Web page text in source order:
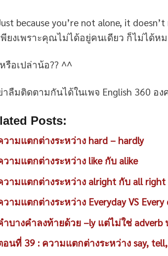
because you’re not alone, it
พียงเพราะคุณไม่ได้อยู่คนเดียว ก็ไม่ได้ห
รือเปล่าน้อ?? ^^
ลืมติดตามกันได้ในเพจ English 360 อง
Posts:
วามแตกต่างระหว่าง hard – hardly
วามแตกต่างระหว่าง like กับ alike
วามแตกต่างระหว่าง alright กับ all right
วามแตกต่างระหว่าง Everyday VS
ำบางคำลงท้ายด้วย –ly แต่ไม่ใช่ adverb
อนที่ 39 : ความแตกต่างระหว่าง say,